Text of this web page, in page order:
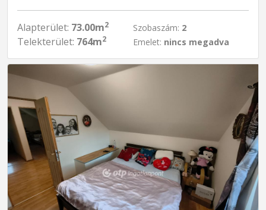
Alapterület: 73.00m2
Telekterület: 764m2
Szobaszám: 2
Emelet: nincs megadva